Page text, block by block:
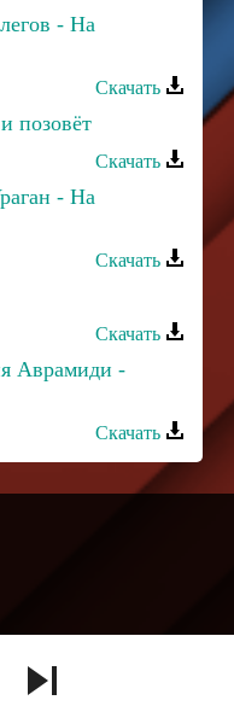
- На
Скачать
позовёт
Скачать
- На
Скачать
Скачать
Аврамиди -
Скачать